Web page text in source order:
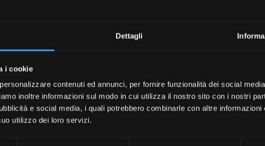
Dettagli
i cookie
contenuti ed annunci, per fornire funzionalità dei social
inoltre informazioni sul modo in cui utilizza il nostro sito con i nostri
e social media, i quali potrebbero combinarle con altre informazioni
utilizzo dei loro servizi.
+
+